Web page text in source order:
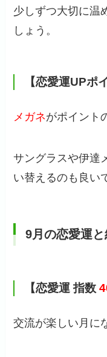
少しずつ大切に温
しょう。
【恋愛運UPポ
メガネがポイント
サングラスや伊達
い替えるのも良い
9月の恋愛運
【恋愛運 指数
交流が楽しい月に